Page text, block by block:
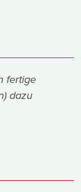
fertige
dazu